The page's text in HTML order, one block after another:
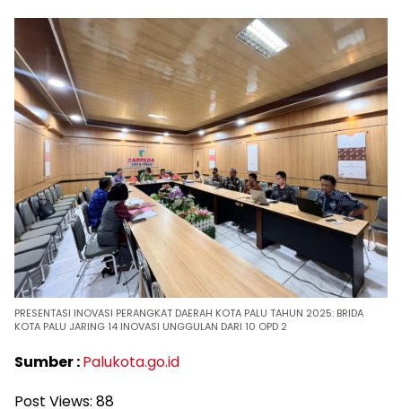
PRESENTASI INOVASI PERANGKAT DAERAH KOTA PALU TAHUN 2025: BRIDA
KOTA PALU JARING 14 INOVASI UNGGULAN DARI 10 OPD 2
Sumber :Palukota.go.id
Post Views: 88